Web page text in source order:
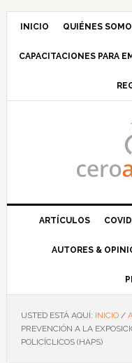
Saltar
navegación
Saltar
principal
Saltar
barra
principal
Saltar
INICIO QUIÉNES
CAPACITACIONES PARA
ARTÍCULOS
AUTORES &
USTED ESTÁ AQUÍ: INICIO /
PREVENCIÓN A LA
POLICÍCLICOS (HAPS)